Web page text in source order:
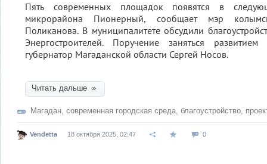
Пять современных площадок появятся в
микрорайона Пионерный, сообщает мэр
Поликанова. В муниципалитете обсудили
Энергостроителей. Поручение заняться
губернатор Магаданской области Сергей Носов.
Читать дальше »
Магадан, современная городская среда, благоустройство,
Vendetta 18 октября 2025, 02:47 0